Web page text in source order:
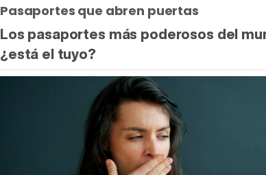
Pasaportes que abren puertas
Los pasaportes más poderosos del
¿está el tuyo?